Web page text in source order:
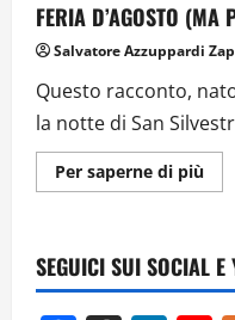
FERIA D’AGOSTO (MA
Salvatore Azzuppardi
Questo racconto,
la notte di San
Per saperne di più
(MA
SEGUICI SUI SOCIAL E